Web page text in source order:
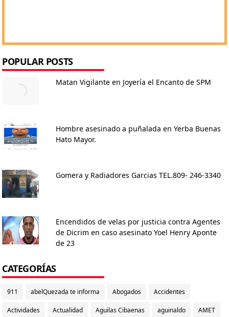
POPULAR POSTS
Matan Vigilante en Joyería el Encanto de SPM
Hombre asesinado a puñalada en Yerba Buenas
Hato Mayor.
Gomera y Radiadores Garcias TEL.809- 246-3340
Encendidos de velas por justicia contra Agentes
de Dicrim en caso asesinato Yoel Henry Aponte
de 23
CATEGORÍAS
911 abelQuezada te informa Abogados Accidentes
Actividades Actualidad Aguilas Cibaenas aguinaldo AMET